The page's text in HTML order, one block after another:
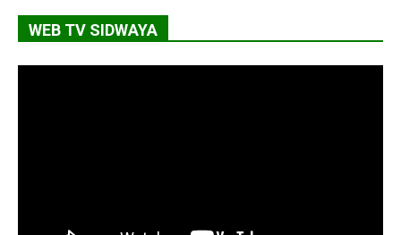
WEB TV SIDWAYA